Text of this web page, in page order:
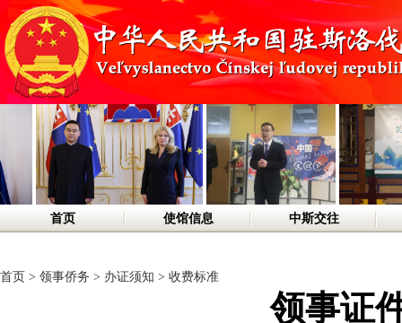
首页 使馆信息 中斯交往
首页 > 领事侨务 > 办证须知 > 收费标准
领事证